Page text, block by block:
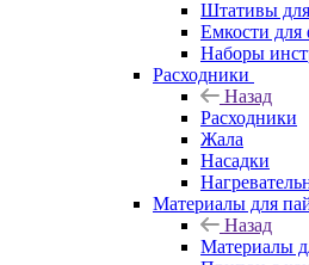
Штативы
Емкости для
Наборы
Расходники
Назад
Расходники
Жала
Насадки
Материалы для
Назад
Материалы